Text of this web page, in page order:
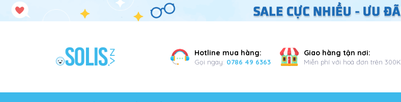
Hotline mua hàng:
Gọi ngay: 0786 49 6363
Giao hàng tận nơi:
Miễn phí với hoá đơn trên 300K